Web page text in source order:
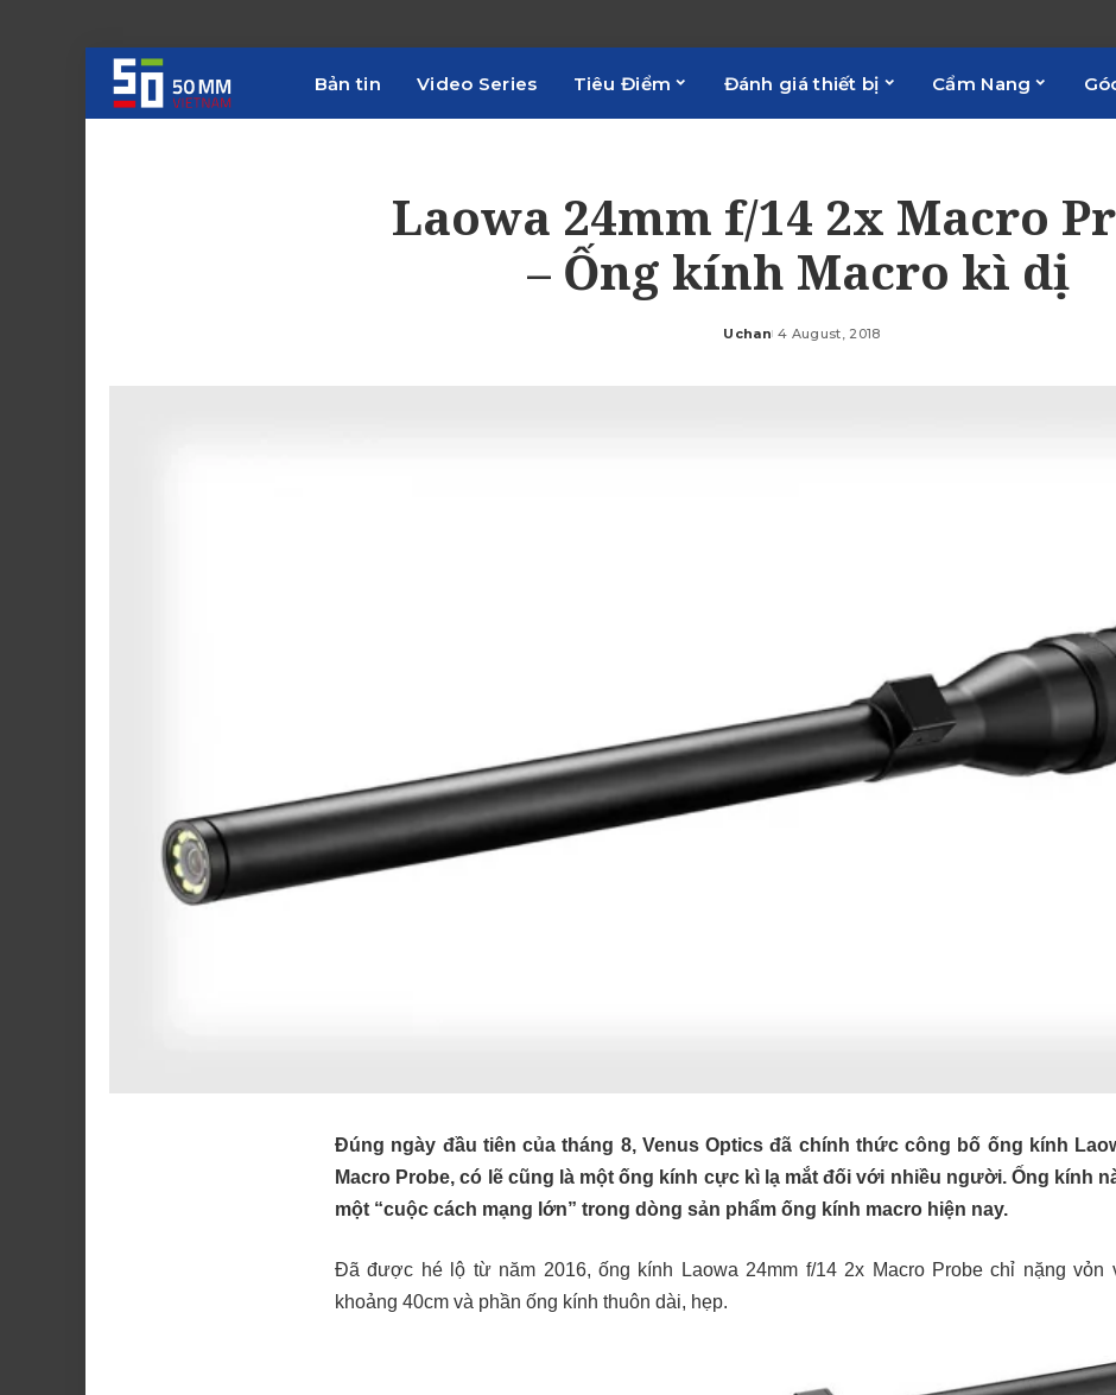
Bản tin Video Series Tiêu Điểm Đánh giá thiết bị Cẩm Nang
Laowa 24mm f/14 2x Macro
– Ống kính Macro kì dị
Posted
Uchan 4 August, 2018
Đúng ngày đầu tiên của tháng 8, Venus Optics đã chính thức công bố ống kính
Macro Probe, có lẽ cũng là một ống kính cực kì lạ mắt đối với nhiều người. Ống kính
một “cuộc cách mạng lớn” trong dòng sản phẩm ống kính macro hiện nay.
Đã được hé lộ từ năm 2016, ống kính Laowa 24mm f/14 2x Macro Probe chỉ nặng vỏn
khoảng 40cm và phần ống kính thuôn dài, hẹp.